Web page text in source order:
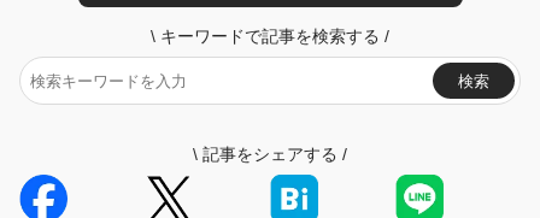
\ キーワードで記事を検索する /
検索
\ 記事をシェアする /